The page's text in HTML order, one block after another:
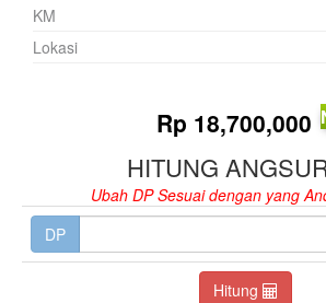
KM
Lokasi
Rp 18,700,000
HITUNG
Ubah DP Sesuai dengan yang
DP
Hitung